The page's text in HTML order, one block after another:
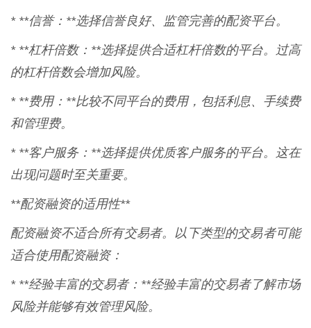
* **信誉：**选择信誉良好、监管完善的配资平台。
* **杠杆倍数：**选择提供合适杠杆倍数的平台。过高
的杠杆倍数会增加风险。
* **费用：**比较不同平台的费用，包括利息、手续费
和管理费。
* **客户服务：**选择提供优质客户服务的平台。这在
出现问题时至关重要。
**配资融资的适用性**
配资融资不适合所有交易者。以下类型的交易者可能
适合使用配资融资：
* **经验丰富的交易者：**经验丰富的交易者了解市场
风险并能够有效管理风险。